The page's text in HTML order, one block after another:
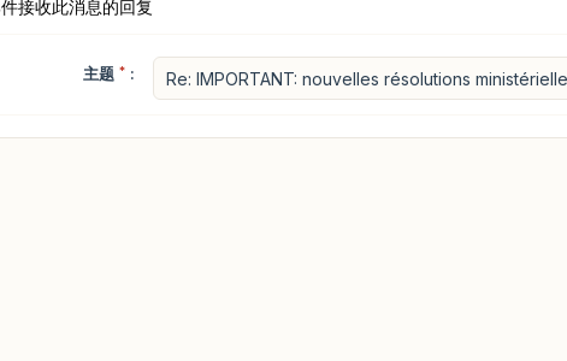
接收此消息的回复
主题 * :